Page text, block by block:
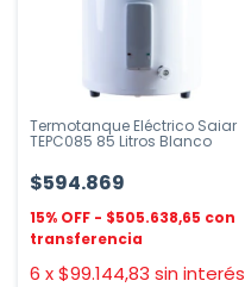
Termotanque Eléctrico Saiar
TEPC085 85 Litros Blanco
$594.869
$505.638,65
6 x$99.144,83 sin interés